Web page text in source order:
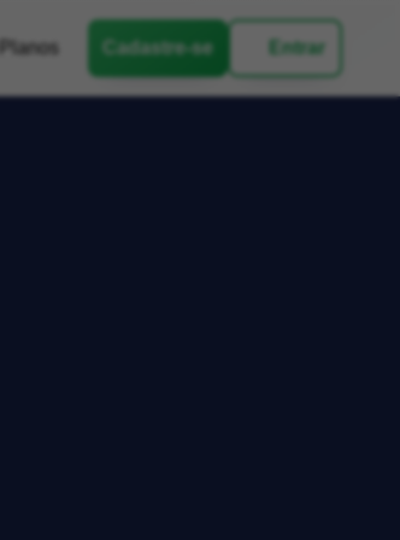
Planos Cadastre-se Entrar